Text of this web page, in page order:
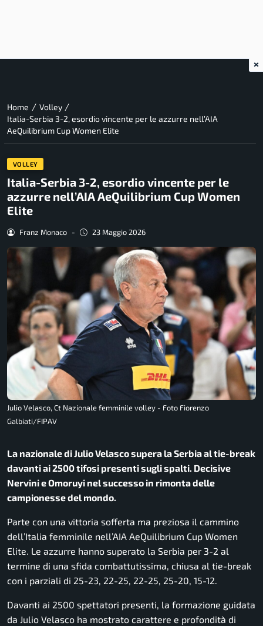
Home / Volley /
Italia-Serbia 3-2, esordio vincente per le azzurre nell’AIA
AeQuilibrium Cup Women Elite
VOLLEY
Italia-Serbia 3-2, esordio vincente per le
azzurre nell’AIA AeQuilibrium Cup Women
Elite
Franz Monaco - 23 Maggio 2026
Julio Velasco, Ct Nazionale femminile volley - Foto Fiorenzo
Galbiati/FIPAV
La nazionale di Julio Velasco supera la Serbia al tie-break
davanti ai 2500 tifosi presenti sugli spalti. Decisive
Nervini e Omoruyi nel successo in rimonta delle
campionesse del mondo.
Parte con una vittoria sofferta ma preziosa il cammino
dell’Italia femminile nell’AIA AeQuilibrium Cup Women
Elite. Le azzurre hanno superato la Serbia per 3-2 al
termine di una sfida combattutissima, chiusa al tie-break
con i parziali di 25-23, 22-25, 22-25, 25-20, 15-12.
Davanti ai 2500 spettatori presenti, la formazione guidata
da Julio Velasco ha mostrato carattere e profondità di
×